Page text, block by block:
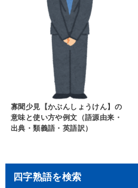
寡聞少見【かぶんしょうけん】の
意味と使い方や例文（語源由来・
出典・類義語・英語訳）
四字熟語を検索